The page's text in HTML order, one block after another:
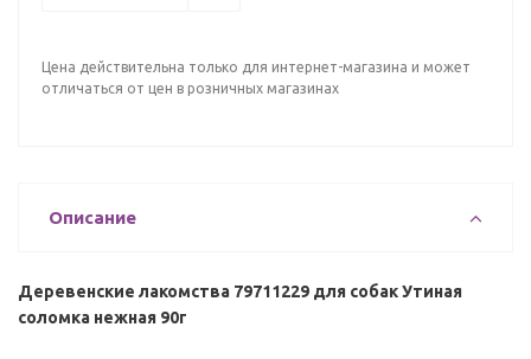
Цена действительна только для интернет-магазина и может
отличаться от цен в розничных магазинах
Описание
Деревенские лакомства 79711229 для собак Утиная
соломка нежная 90г